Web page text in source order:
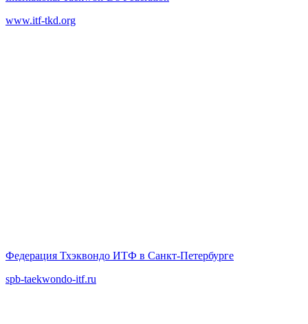
www.itf-tkd.org
Федерация Тхэквондо ИТФ в Санкт-Петербурге
spb-taekwondo-itf.ru